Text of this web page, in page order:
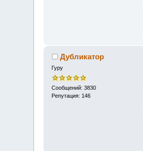
Дубликатор
Гуру
Сообщений: 3830
Репутация: 146